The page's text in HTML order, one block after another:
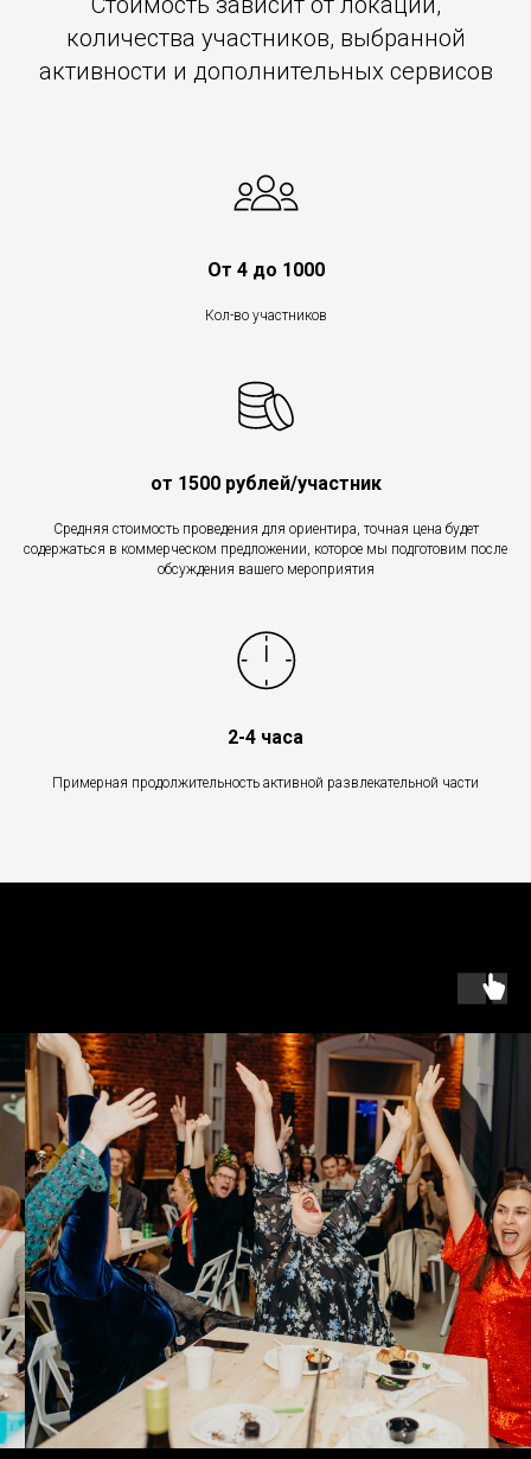
количества участников, выбранной
активности и дополнительных сервисов
От 4 до 1000
Кол-во участников
от 1500 рублей/участник
Средняя стоимость проведения для ориентира, точная цена будет
содержаться в коммерческом предложении, которое мы подготовим после
обсуждения вашего мероприятия
2-4 часа
Примерная продолжительность активной развлекательной части